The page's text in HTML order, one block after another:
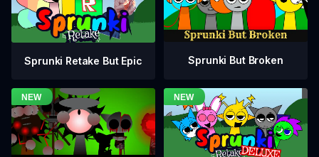
Sprunki Retake But Epic Sprunki But Broken